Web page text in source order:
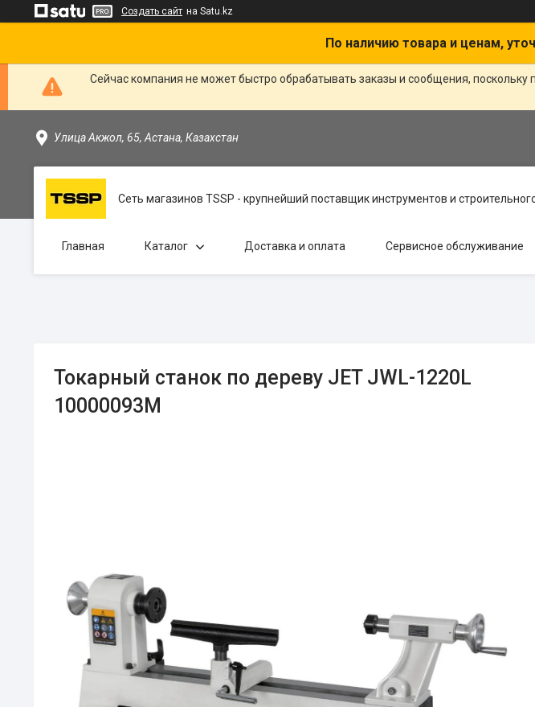
Создать сайт на Satu.kz
По наличию товара и ценам,
Сейчас компания не может быстро обрабатывать заказы и сообщения,
Улица Акжол, 65, Астана, Казахстан
Сеть магазинов TSSP - крупнейший поставщик инструментов и
Главная Каталог Доставка и оплата Сервисное обслуживание
Токарный станок по дереву JET JWL-1220L
10000093M